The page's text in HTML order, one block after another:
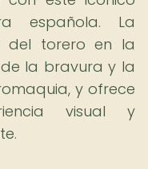
española. La
del torero en la
la bravura y la
y ofrece
visual y